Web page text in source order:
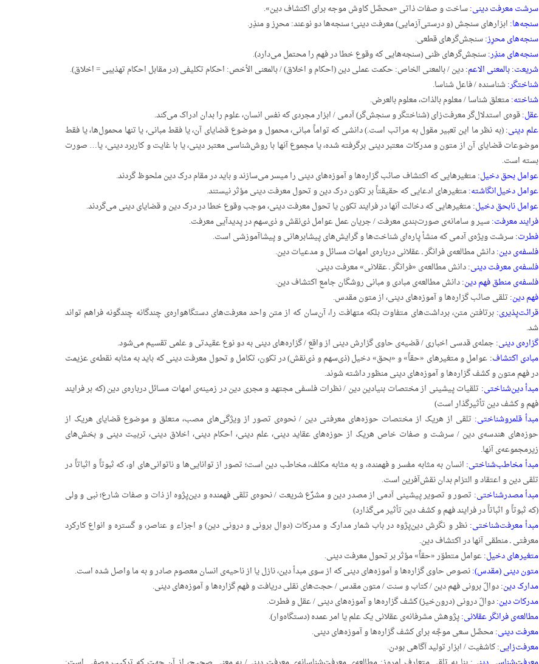
سرشت معرفت دینی:ساخت و صفات ذاتی «محصَّل کاوش موجه برای اکتشاف دین».
سنجه‌ها: ابزارهای سنجش (و درستی‌آزمایی) معرفت دینی؛ سنجه‌ها دو نوعند: محرِز و منذِر.
سنجه‌های محرِز:سنجش‌گرهای قطعی.
سنجه‌های منذِر:سنجش‌گرهای ظنی (سنجه‌هایی که وقوع خطا در فهم را محتمل می‌دارد).
شریعت: بالمعنی الاعم:دین / بالمعنی الخاص: حکمت عملی دین (احکام و اخلاق) / بالمعنی الأخص: احکام تکلیفی (در مقابل احکام تهذیبی = اخلاق).
شناختگر:شناسنده / فاعل شناسا.
شناخته:متعلق شناسا / معلوم بالذات، معلوم بالعرض.
عقل:قوه‌ی استدلال‌گر معرفت‌زای (شناختگر و سنجش‌گر) آدمی / ابزار مجردی که نفس انسان، علوم را بدان ادراک می‌کند.
علم دینی:(به نظر ما این تعبیر مقول به مراتب است.) دانشی که تواماً مبانی، محمول و موضوع قضایای آن، یا فقط مبانی، یا تنها محمول‌ها، یا فقط
موضوعات قضایای آن از متون و مدرکات معتبر دینی برگرفته شده، یا مجموع آنها با روش‌شناسی معتبر دینی، یا با غایت و کاربرد دینی، یا… صورت
بسته است.
عوامل بحق دخیل:متغیرهایی که اکتشاف صائب گزاره‌ها و آموزه‌های دینی را میسر می‌سازند و باید در مقام درک دین ملحوظ گردند.
عوامل دخیل‌انگاشته:متغیرهای ادعا‌یی که حقیقتاً بر تکون درک دین و تحول معرفت دینی مؤثر نیستند.
عوامل نابحق دخیل:متغیرهایی که دخالت آنها در فرایند تکون یا تحول معرفت دینی، موجب وقوع خطا در درک دین و قضایای دینی می‌گردند.
فرایند معرفت:سیر و سامانه‌ی صورت‌بندی معرفت / جریان عمل عوامل ذی‌نقش و ذی‌سهم در پدیدآیی معرفت.
فطرت:سرشت ویژه‌ی آدمی که منشأ پاره‌ای شناخت‌ها و گرایش‌های پیشابرهانی و پیشاآموزشی است.
فلسفه‌ی دین:دانش مطالعه‌ی فرانگر ـ عقلانی درباره‌ی امهات مسائل و مدعیات دین.
فلسفه‌ی معرفت دینی:دانش مطالعه‌ی «فرانگر ـ عقلانی» معرفت دینی.
فلسفه‌ی منطق فهم دین:دانش مطالعه‌ی مبادی و مبانی روشگان جامع اکتشاف دین.
فهم دین: تلقی صائب گزاره‌ها و آموزه‌های دینی، از متون مقدس.
قرائت‌پذیری: برتافتن متن، برداشت‌های متفاوت بلکه متهافت را، آن‌سان که از متن واحد معرفت‌های دستگاهواره‌ی چندگانه چندگونه فراهم تواند
شد.
گزاره‌ی دینی: جمله‌ی قدسی اخباری / قضیه‌ی حاوی گزارش دینی از واقع / گزاره‌های دینی به دو نوع عقیدتی و علمی تقسیم می‌شود.
مبادی اکتشاف: عوامل و متغیرهای «حقاً» و «بحق» دخیل (ذی‌سهم و ذی‌نقش) در تکون، تکامل و تحول معرفت دینی که باید به مثابه نقطه‌ی عزیمت
در فهم متون و کشف گزاره‌ها و آموزه‌های دینی منظور داشته شوند.
مبدأ دین‌شناختی: تلقیات پیشینی از مختصات بنیادین دین / نظرات فلسفی مجتهد و مجری دین در زمینه‌ی امهات مسائل درباره‌ی دین (که بر فرایند
فهم و کشف دین تأثیرگذار است)
مبدأ قلمرو‌شناختی: تلقی از هریک از مختصات حوزه‌های معرفتی دین / نحوه‌ی تصور از ویژگی‌های مصب، متعلق و موضوع قضایای هریک از
حوزه‌های هندسه‌ی دین / سرشت و صفات خاص هریک از حوزه‌های عقاید دینی، علم دینی، احکام دینی، اخلاق دینی، تربیت دینی و بخش‌های
زیرمجموعه‌ی آنها.
مبدأ مخاطب‌شناختی: انسان به مثابه مفسر و فهمنده، و به مثابه مکلف، مخاطب دین است؛ تصور از توانایی‌ها و ناتوانی‌های او، که ثبوتاً و اثباتاً در
تلقی دین و اعتقاد و التزام بدان نقش‌آفرین است.
مبدأ مصدر‌شناختی: تصور و تصویر پیشینی آدمی از مصدر دین و مشرِّع شریعت / نحوه‌ی تلقی فهمنده و دین‌پژوه از ذات و صفات شارع؛ نبی و ولی
(که ثبوتاً و اثباتاً در فرایند فهم و کشف دین تأثیر می‌گذارد)
مبدأ معرفت‌شناختی: نظر و نگرش دین‌پژوه در باب شمار مدارک و مدرکات (دوال برونی و درونی دین) و اجزاء و عناصر، و گستره و انواع کارکرد
معرفتی ـ منطقی آنها در اکتشاف دین.
متغیرهای دخیل:عوامل متطوّر «حقاً» مؤثر بر تحول معرفت دینی.
متون دینی (مقدس):نصوص حاوی گزاره‌ها و آموزه‌های دینی که از سوی مبدأ دین، نازل یا از ناحیه‌ی انسان معصوم صادر و به ما واصل شده است.
مدارک دین:دوالّ برونی فهم دین / کتاب و سنت / متون مقدس / حجت‌های نقلی دریافت و فهم گزاره‌ها و آموزه‌های دینی.
مدرکات دین:دوالّ درونی (درون‌خیز) کشف گزاره‌ها و آموزه‌های دینی / عقل و فطرت.
مطالعه‌ی فرانگر عقلانی:پژوهش مشرفانه‌ی عقلانی یک علم یا امر عمده (دستگاه‌وار).
معرفت دینی:محصَّل سعی موجَّه برای کشف گزاره‌ها و آموزه‌های دینی.
معرفت‌زایی:کاشفیت / ابزار تولید آگاهی بودن.